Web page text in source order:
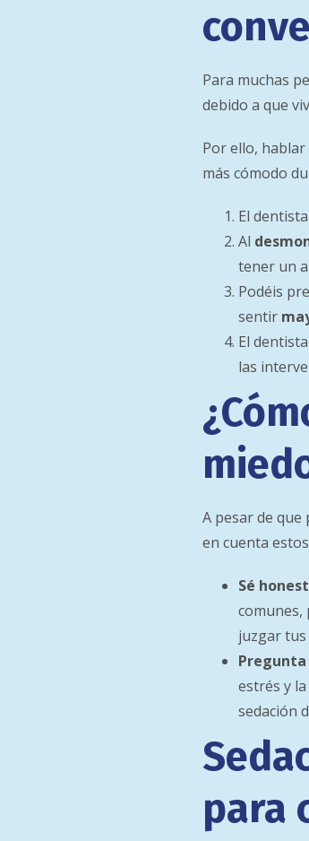
Para muchas
debido a que
Por ello,
más cómodo
El
Al
tener un
Podéis
sentir
El
las
A pesar de
en cuenta
Sé
comunes,
juzgar
Pregunta
estrés y
sedación
para